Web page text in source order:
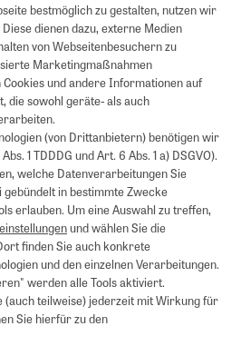
bestmöglich zu gestalten, nutzen wir
dienen dazu, externe Medien
von Webseitenbesuchern zu
Marketingmaßnahmen
und andere Informationen auf
die sowohl geräte- als auch
(von Drittanbietern) benötigen wir
1 TDDDG und Art. 6 Abs. 1 a) DSGVO).
welche Datenverarbeitungen Sie
in bestimmte Zwecke
erlauben. Um eine Auswahl zu treffen,
und wählen Sie die
finden Sie auch konkrete
und den einzelnen Verarbeitungen.
werden alle Tools aktiviert.
(auch teilweise) jederzeit mit Wirkung für
Sie hierfür zu den